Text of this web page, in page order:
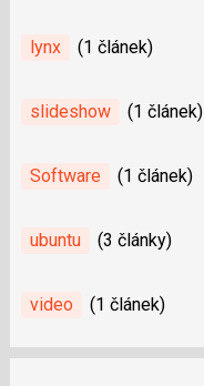
lynx (1 článek)
slideshow (1 článek)
Software (1 článek)
ubuntu (3 články)
video (1 článek)